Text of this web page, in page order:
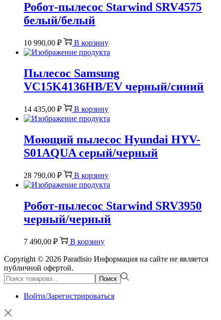
Робот-пылесос Starwind SRV4575
белый/белый
10 990,00 ₽ В корзину
Пылесос Samsung
VC15K4136HB/EV черный/синий
14 435,00 ₽ В корзину
Моющий пылесос Hyundai HYV-
S01AQUA серый/черный
28 790,00 ₽ В корзину
Робот-пылесос Starwind SRV3950
черный/черный
7 490,00 ₽ В корзину
Copyright © 2026 Paradisio Информация на сайте не является
публичной офертой.
Поиск:>
Поиск
Войти/Зарегистрироваться